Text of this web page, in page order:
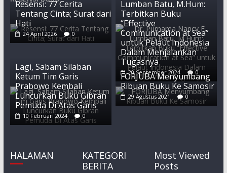
Resensi: 77 Cerita
Tentang Cinta; Surat dari
Hati
24 April 2026 0
Lumban Batu, M.Hum:
Terbitkan Buku
“Effective
Communication at Sea”
untuk Pelaut Indonesia
Dalam Menjalankan
Tugasnya
20 September 2024 0
Lagi, Sabam Silaban
Ketum Tim Garis
Prabowo Kembali
Luncurkan Buku Gibran
Pemuda Di Atas Garis
10 Februari 2024 0
FORJUBA Menyumbang
Ribuan Buku Ke Samosir
29 Agustus 2021 0
HALAMAN
KATEGORI
BERITA
Most Viewed
Posts